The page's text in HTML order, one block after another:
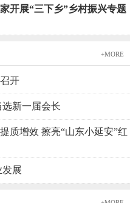
开展“三下乡”乡村振兴专题
+MORE
开
新一届会长
质增效 擦亮“山东小延安”红
发展